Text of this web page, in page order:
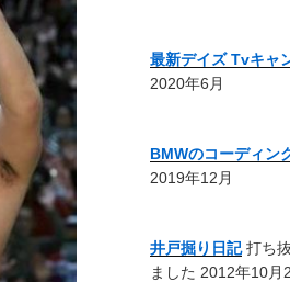
最新デイズ Tvキャ
2020年6月
BMWのコーディン
2019年12月
井戸掘り日記 打ち
ました 2012年10月